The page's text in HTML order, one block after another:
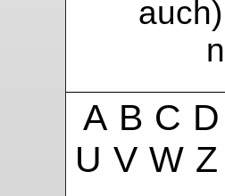
A B C D
U V W Z